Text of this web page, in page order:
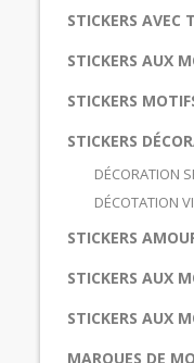
STICKERS AVEC
STICKERS AUX
STICKERS
STICKERS
DÉCORATION
DÉCOTATION
STICKERS
STICKERS AUX
STICKERS AUX
MARQUES DE